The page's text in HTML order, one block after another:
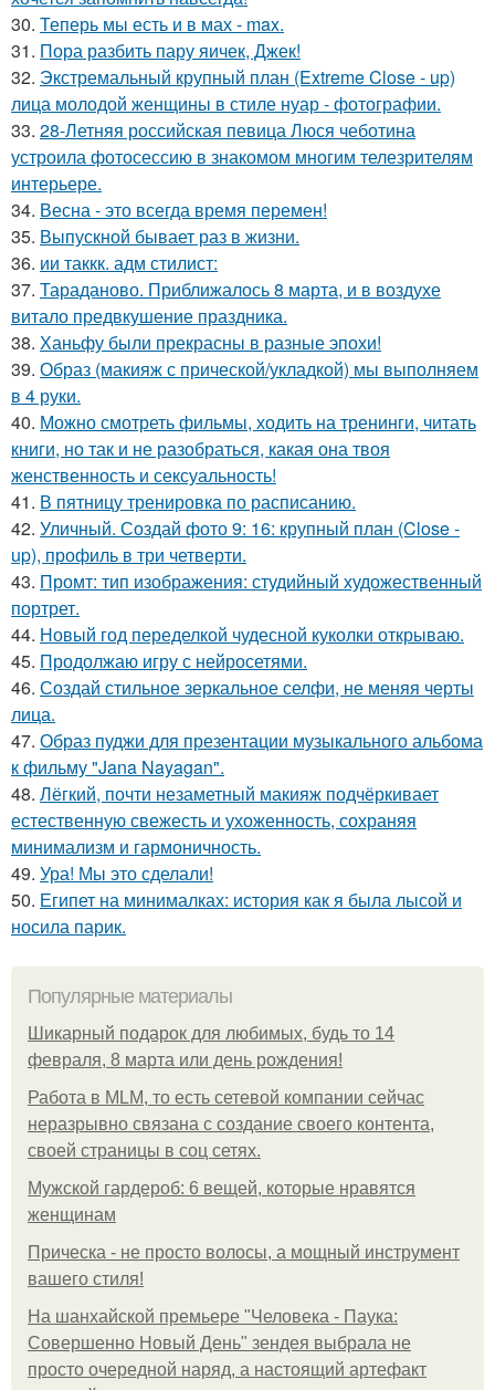
30. Теперь мы есть и в мах - max.
31. Пора разбить пару яичек, Джек!
32. Экстремальный крупный план (Extreme Close - up)
лица молодой женщины в стиле нуар - фотографии.
33. 28-Летняя российская певица Люся чеботина
устроила фотосессию в знакомом многим телезрителям
интерьере.
34. Весна - это всегда время перемен!
35. Выпускной бывает раз в жизни.
36. ии таккк. адм стилист:
37. Тараданово. Приближалось 8 марта, и в воздухе
витало предвкушение праздника.
38. Ханьфу были прекрасны в разные эпохи!
39. Образ (макияж с прической/укладкой) мы выполняем
в 4 руки.
40. Можно смотреть фильмы, ходить на тренинги, читать
книги, но так и не разобраться, какая она твоя
женственность и сексуальность!
41. В пятницу тренировка по расписанию.
42. Уличный. Создай фото 9: 16: крупный план (Close -
up), профиль в три четверти.
43. Промт: тип изображения: студийный художественный
портрет.
44. Новый год переделкой чудесной куколки открываю.
45. Продолжаю игру с нейросетями.
46. Создай стильное зеркальное селфи, не меняя черты
лица.
47. Образ пуджи для презентации музыкального альбома
к фильму "Jana Nayagan".
48. Лёгкий, почти незаметный макияж подчёркивает
естественную свежесть и ухоженность, сохраняя
минимализм и гармоничность.
49. Ура! Мы это сделали!
50. Египет на минималках: история как я была лысой и
носила парик.
Популярные материалы
Шикарный подарок для любимых, будь то 14
февраля, 8 марта или день рождения!
Работа в MLM, то есть сетевой компании сейчас
неразрывно связана с создание своего контента,
своей страницы в соц сетях.
Мужской гардероб: 6 вещей, которые нравятся
женщинам
Прическа - не просто волосы, а мощный инструмент
вашего стиля!
На шанхайской премьере "Человека - Паука:
Совершенно Новый День" зендея выбрала не
просто очередной наряд, а настоящий артефакт